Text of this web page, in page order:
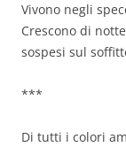
Vivono negli
Crescono di
sospesi sul
***
Di tutti i colori